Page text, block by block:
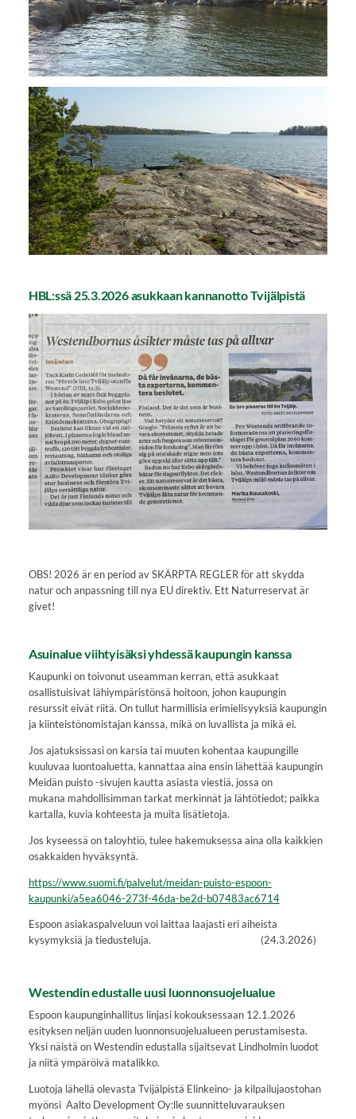
HBL:ssä 25.3.2026 asukkaan kannanotto Tvijälpistä
OBS! 2026 är en period av SKÄRPTA REGLER för att skydda
natur och anpassning till nya EU direktiv. Ett Naturreservat är
givet!
Asuinalue viihtyisäksi yhdessä kaupungin kanssa
Kaupunki on toivonut useamman kerran, että asukkaat
osallistuisivat lähiympäristönsä hoitoon, johon kaupungin
resurssit eivät riitä. On tullut harmillisia erimielisyyksiä kaupungin
ja kiinteistönomistajan kanssa, mikä on luvallista ja mikä ei.
Jos ajatuksissasi on karsia tai muuten kohentaa kaupungille
kuuluvaa luontoaluetta, kannattaa aina ensin lähettää kaupungin
Meidän puisto -sivujen kautta asiasta viestiä, jossa on
mukana mahdollisimman tarkat merkinnät ja lähtötiedot; paikka
kartalla, kuvia kohteesta ja muita lisätietoja.
Jos kyseessä on taloyhtiö, tulee hakemuksessa aina olla kaikkien
osakkaiden hyväksyntä.
https://www.suomi.fi/palvelut/meidan-puisto-espoon-
kaupunki/a5ea6046-273f-46da-be2d-b07483ac6714
Espoon asiakaspalveluun voi laittaa laajasti eri aiheista
kysymyksiä ja tiedusteluja. (24.3.2026)
Westendin edustalle uusi luonnonsuojelualue
Espoon kaupunginhallitus linjasi kokouksessaan 12.1.2026
esityksen neljän uuden luonnonsuojelualueen perustamisesta.
Yksi näistä on Westendin edustalla sijaitsevat Lindholmin luodot
ja niitä ympäröivä matalikko.
Luotoja lähellä olevasta Tvijälpistä Elinkeino- ja kilpailujaostohan
myönsi Aalto Development Oy:lle suunnitteluvarauksen